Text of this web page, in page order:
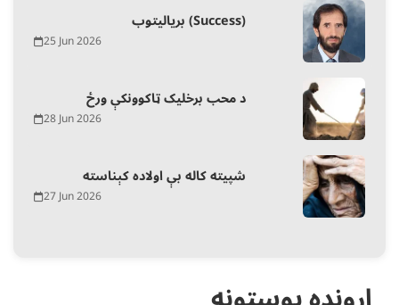
بریالیتوب (Success)
25 Jun 2026
د محب برخلیک ټاکوونکې ورځ
28 Jun 2026
شپیته کاله بې اولاده کېناسته
27 Jun 2026